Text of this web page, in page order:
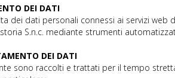
DEI DATI
dei dati personali connessi ai servizi web
S.n.c. mediante strumenti
DEI DATI
sono raccolti e trattati per il tempo